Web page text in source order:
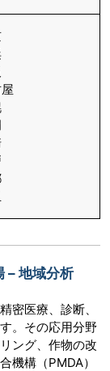
– 地域分析
密医療、診断、
。その応用分野
ング、作物の改
機構（PMDA）